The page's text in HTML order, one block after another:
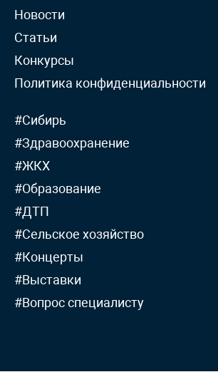
Новости
Статьи
Конкурсы
Политика конфиденциальности
#Сибирь
#Здравоохранение
#ЖКХ
#Образование
#ДТП
#Сельское хозяйство
#Концерты
#Выставки
#Вопрос специалисту